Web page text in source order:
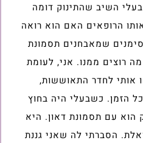
השיב שהתינוק דומה
הרופאים האם הוא רואה
שמאבחנים תסמונת
רוצים ממנו. אני, לעומת
אותי לחדר התאוששות,
הזמן. כשבעלי היה בחוץ
הוא עם תסמונת דאון. היא
הסברתי לה שאני גננת